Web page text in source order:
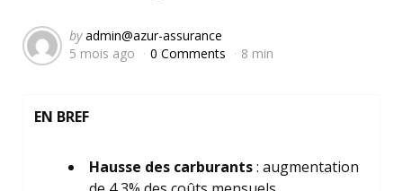
Posted
by
by admin@azur-assurance
5 mois ago
0 Comments 8 min
EN BREF
Hausse des carburants: augmentation